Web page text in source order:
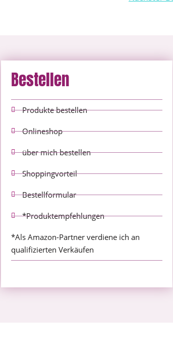
Bestellen
Produkte bestellen
Onlineshop
über mich bestellen
Shoppingvorteil
Bestellformular
*Produktempfehlungen
*Als Amazon-Partner verdiene ich an
qualifizierten Verkäufen